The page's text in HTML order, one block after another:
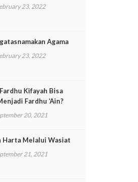
23, 2022
Agama
23, 2022
Kifayah Bisa
Fardhu ‘Ain?
20, 2021
Harta Melalui Wasiat
21, 2021